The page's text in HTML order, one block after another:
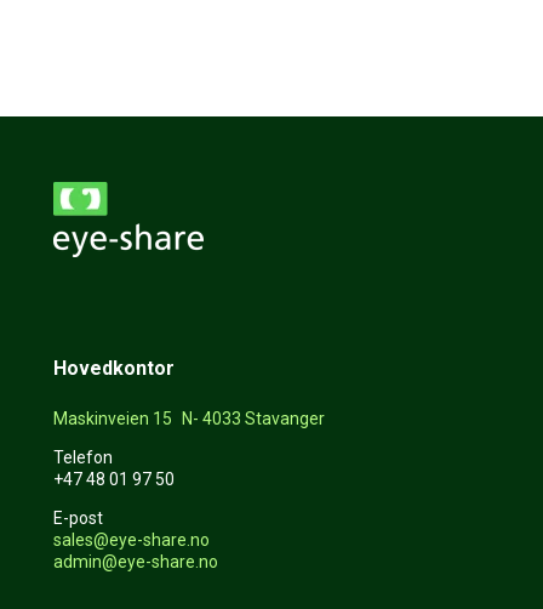
Hovedkontor
Maskinveien 15 N- 4033 Stavanger
Telefon
+47 48 01 97 50
E-post
sales@eye-share.no
admin@eye-share.no